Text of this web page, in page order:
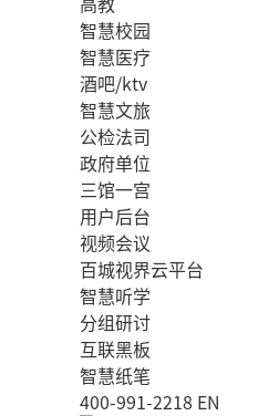
智慧校园
智慧医疗
酒吧/ktv
智慧文旅
公检法司
政府单位
三馆一宫
用户后台
视频会议
百城视界云平台
智慧听学
分组研讨
互联黑板
智慧纸笔
400-991-2218 EN